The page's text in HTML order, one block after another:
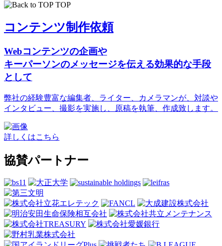
TOP
コンテンツ制作依頼
Webコンテンツの企画や
キーパーソンのメッセージを伝える効果的な手段
として
弊社の経験豊富な編集者、ライター、カメラマンが、対談や
インタビュー、撮影を実施し、原稿を執筆、作成致します。
詳しくはこちら
協賛パートナー